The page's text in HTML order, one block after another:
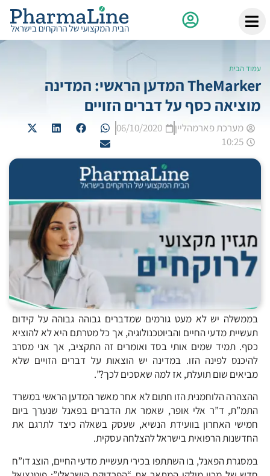
עמוד הבית
TheMarker המדען הראשי: המדינה
מוציאה כסף על דברים הזויים
מערכת פארמהליין
06/10/2020
10:25
בממשלה יש לא מעט גורמים שמדברים גבוהה גבוהה על קידום
תעשיית מדעי החיים והביוטכנולוגיה, אך כל מטרתם היא לא להוציא
כסף. תמיד שמים אותי בסד ואומרים זה התקציב, אך אני מסרב
להיכנס לפינה הזו. במדינה יש הוצאות על דברים הזויים שלא
מביאים שום תועלת, אז למה שאסכים לכך?”.
ההצהרה הלוחמנית הזו חתום לא אחר מאשר המדען הראשי במשרד
התמ”ת, ד”ר אלי אופר, שאמר את הדברים בפאנל שנערך ביום
חמישי האחרון בוועידת הנשיא, שעסק בשאלה כיצד לתרגם את
החדשנות הרפואית בישראל להצלחה עסקית.
במסגרת הפאנל, בו השתתפו בכירי תעשיית מדעי החיים, הוצג דו”ח